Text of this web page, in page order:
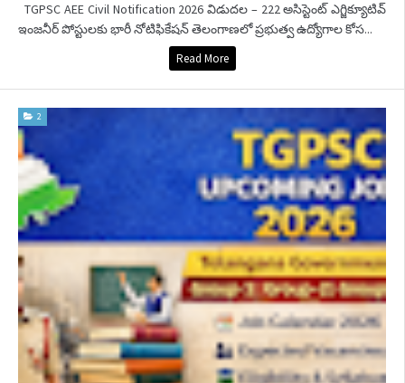
TGPSC AEE Civil Notification 2026 విడుదల – 222 అసిస్టెంట్ ఎగ్జిక్యూటివ్
ఇంజనీర్ పోస్టులకు భారీ నోటిఫికేషన్ తెలంగాణలో ప్రభుత్వ ఉద్యోగాల కోస...
Read More
2